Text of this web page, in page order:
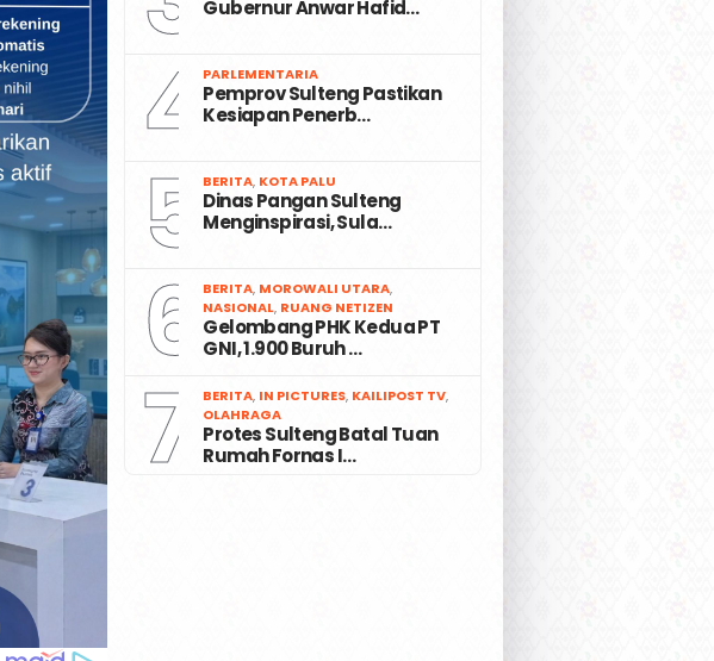
Gubernur Anwar Hafid…
4 PARLEMENTARIA
Pemprov Sulteng Pastikan
Kesiapan Penerb…
5 BERITA, KOTA PALU
Dinas Pangan Sulteng
Menginspirasi, Sula…
6 BERITA, MOROWALI UTARA,
NASIONAL, RUANG NETIZEN
Gelombang PHK Kedua PT
GNI, 1.900 Buruh …
7 BERITA, IN PICTURES, KAILIPOST TV,
OLAHRAGA
Protes Sulteng Batal Tuan
Rumah Fornas I…